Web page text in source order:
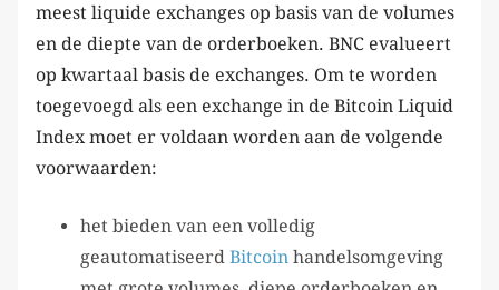
meest liquide exchanges op basis van de volumes
en de diepte van de orderboeken. BNC evalueert
op kwartaal basis de exchanges. Om te worden
toegevoegd als een exchange in de Bitcoin Liquid
Index moet er voldaan worden aan de volgende
voorwaarden:
het bieden van een volledig
geautomatiseerd Bitcoin handelsomgeving